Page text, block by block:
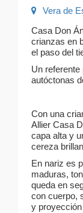
Vera de
Casa Don
crianzas en
el paso del
Un
autóctonas
Con una
Allier Casa
capa alta y
cereza
En nariz es
maduras,
queda en
con cuerpo,
y